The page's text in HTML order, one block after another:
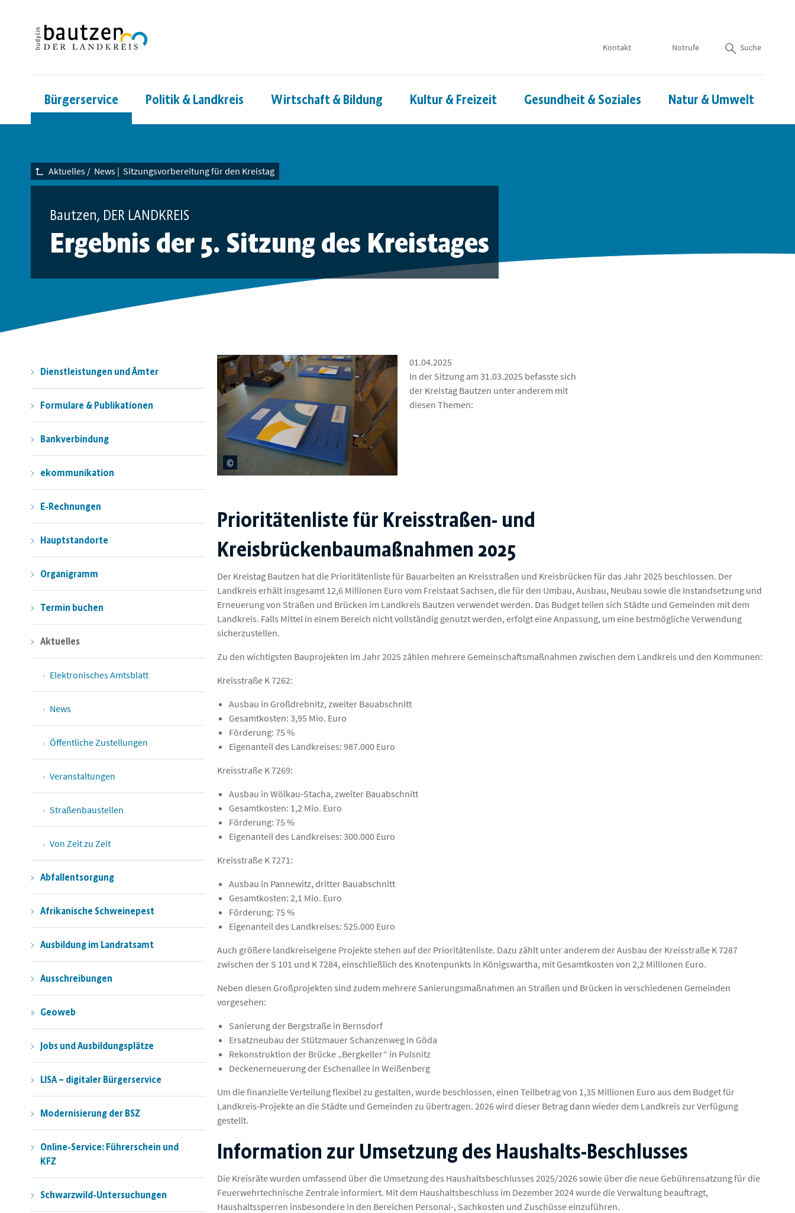
Kontakt Notrufe Suche
Bürgerservice Politik & Landkreis Wirtschaft & Bildung Kultur & Freizeit Gesundheit & Soziales Natur & Umwelt
Aktuelles / News | Sitzungsvorbereitung für den Kreistag
Bautzen, DER LANDKREIS
Ergebnis der 5. Sitzung des Kreistages
Dienstleistungen und Ämter
Formulare & Publikationen
Bankverbindung
ekommunikation
E-Rechnungen
Hauptstandorte
Organigramm
Termin buchen
Aktuelles
Elektronisches Amtsblatt
News
Öffentliche Zustellungen
Veranstaltungen
Straßenbaustellen
Von Zeit zu Zeit
Abfallentsorgung
Afrikanische Schweinepest
Ausbildung im Landratsamt
Ausschreibungen
Geoweb
Jobs und Ausbildungsplätze
LISA – digitaler Bürgerservice
Modernisierung der BSZ
Online-Service: Führerschein und
KFZ
Schwarzwild-Untersuchungen
01.04.2025
In der Sitzung am 31.03.2025 befasste sich
der Kreistag Bautzen unter anderem mit
diesen Themen:
Prioritätenliste für Kreisstraßen- und
Kreisbrückenbaumaßnahmen 2025
Der Kreistag Bautzen hat die Prioritätenliste für Bauarbeiten an Kreisstraßen und Kreisbrücken für das Jahr 2025 beschlossen. Der
Landkreis erhält insgesamt 12,6 Millionen Euro vom Freistaat Sachsen, die für den Umbau, Ausbau, Neubau sowie die Instandsetzung und
Erneuerung von Straßen und Brücken im Landkreis Bautzen verwendet werden. Das Budget teilen sich Städte und Gemeinden mit dem
Landkreis. Falls Mittel in einem Bereich nicht vollständig genutzt werden, erfolgt eine Anpassung, um eine bestmögliche Verwendung
sicherzustellen.
Zu den wichtigsten Bauprojekten im Jahr 2025 zählen mehrere Gemeinschaftsmaßnahmen zwischen dem Landkreis und den Kommunen:
Kreisstraße K 7262:
Ausbau in Großdrebnitz, zweiter Bauabschnitt
Gesamtkosten: 3,95 Mio. Euro
Förderung: 75 %
Eigenanteil des Landkreises: 987.000 Euro
Kreisstraße K 7269:
Ausbau in Wölkau-Stacha, zweiter Bauabschnitt
Gesamtkosten: 1,2 Mio. Euro
Förderung: 75 %
Eigenanteil des Landkreises: 300.000 Euro
Kreisstraße K 7271:
Ausbau in Pannewitz, dritter Bauabschnitt
Gesamtkosten: 2,1 Mio. Euro
Förderung: 75 %
Eigenanteil des Landkreises: 525.000 Euro
Auch größere landkreiseigene Projekte stehen auf der Prioritätenliste. Dazu zählt unter anderem der Ausbau der Kreisstraße K 7287
zwischen der S 101 und K 7284, einschließlich des Knotenpunkts in Königswartha, mit Gesamtkosten von 2,2 Millionen Euro.
Neben diesen Großprojekten sind zudem mehrere Sanierungsmaßnahmen an Straßen und Brücken in verschiedenen Gemeinden
vorgesehen:
Sanierung der Bergstraße in Bernsdorf
Ersatzneubau der Stützmauer Schanzenweg in Göda
Rekonstruktion der Brücke „Bergkeller“ in Pulsnitz
Deckenerneuerung der Eschenallee in Weißenberg
Um die finanzielle Verteilung flexibel zu gestalten, wurde beschlossen, einen Teilbetrag von 1,35 Millionen Euro aus dem Budget für
Landkreis-Projekte an die Städte und Gemeinden zu übertragen. 2026 wird dieser Betrag dann wieder dem Landkreis zur Verfügung
gestellt.
Information zur Umsetzung des Haushalts-Beschlusses
Die Kreisräte wurden umfassend über die Umsetzung des Haushaltsbeschlusses 2025/2026 sowie über die neue Gebührensatzung für die
Feuerwehrtechnische Zentrale informiert. Mit dem Haushaltsbeschluss im Dezember 2024 wurde die Verwaltung beauftragt,
Haushaltssperren insbesondere in den Bereichen Personal-, Sachkosten und Zuschüsse einzuführen.